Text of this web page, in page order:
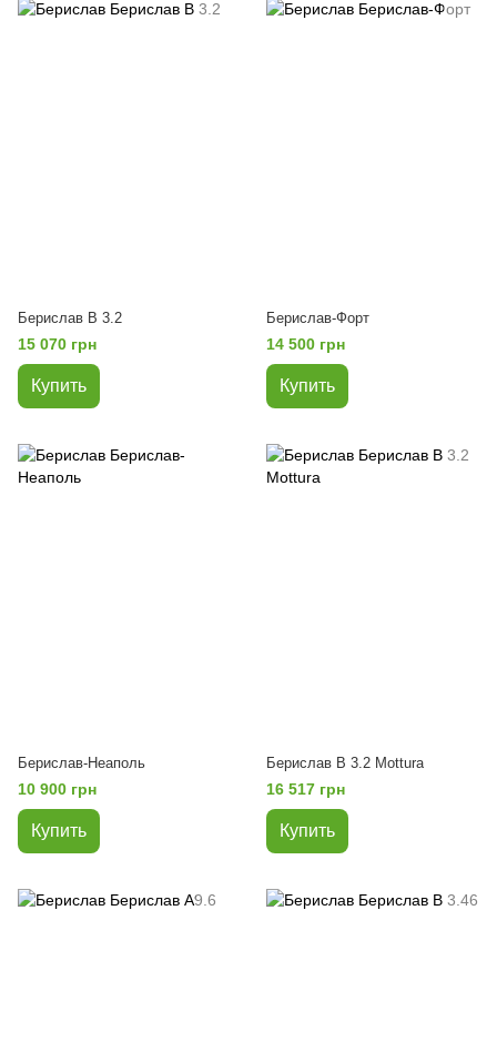
Берислав В 3.2
15 070 грн
Купить
Берислав-Форт
14 500 грн
Купить
Берислав-Неаполь
10 900 грн
Купить
Берислав В 3.2 Mottura
16 517 грн
Купить